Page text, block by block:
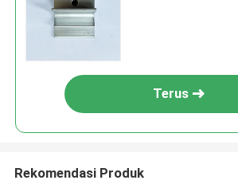
Terus
Rekomendasi Produk